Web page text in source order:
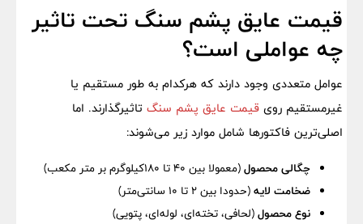
قیمت عایق پشم سنگ تحت تاثیر
چه عواملی است؟
عوامل متعددی وجود دارند که هرکدام به طور مستقیم یا
غیرمستقیم روی قیمت عایق پشم سنگ تاثیرگذارند. اما
اصلی‌ترین فاکتورها شامل موارد زیر می‌شوند:
چگالی محصول(معمولا بین ۴۰ تا ۱۸۰کیلوگرم بر متر مکعب)
ضخامت لایه(حدودا بین ۲ تا ۱۰ سانتی‌متر)
نوع محصول(لحافی، تخته‌ای، لوله‌ای، پتویی)